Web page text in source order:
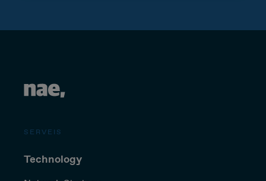
SERVEIS
Technology